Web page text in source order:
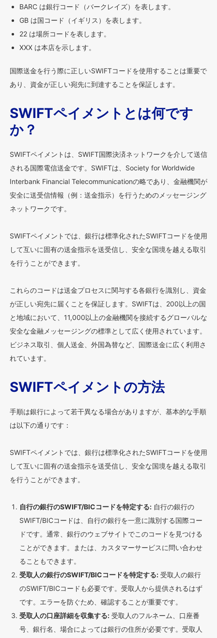
BARC は銀行コード（バークレイズ）を表します。
GB は国コード（イギリス）を表します。
22 は場所コードを表します。
XXX は本店を示します。
国際送金を行う際に正しいSWIFTコードを使用することは重要で
あり、資金が正しい宛先に到達することを保証します。
SWIFTペイメントとは何です
か？
SWIFTペイメントは、SWIFT国際決済ネットワークを介して送信
される国際電信送金です。SWIFTは、Society for Worldwide
Interbank Financial Telecommunicationの略であり、金融機関が
安全に送受信情報（例：送金指示）を行うためのメッセージング
ネットワークです。
SWIFTペイメントでは、銀行は標準化されたSWIFTコードを使用
して互いに固有の送金指示を送受信し、安全な国境を越える取引
を行うことができます。
これらのコードは送金プロセスに関与する各銀行を識別し、資金
が正しい宛先に届くことを保証します。SWIFTは、200以上の国
と地域において、11,000以上の金融機関を接続するグローバルな
安全な金融メッセージングの標準として広く使用されています。
ビジネス取引、個人送金、外国為替など、国際送金に広く利用さ
れています。
SWIFTペイメントの方法
手順は銀行によって若干異なる場合がありますが、基本的な手順
は以下の通りです：
SWIFTペイメントでは、銀行は標準化されたSWIFTコードを使用
して互いに固有の送金指示を送受信し、安全な国境を越える取引
を行うことができます。
自行の銀行のSWIFT/BICコードを特定する: 自行の銀行の
SWIFT/BICコードは、自行の銀行を一意に識別する国際コー
ドです。通常、銀行のウェブサイトでこのコードを見つける
ことができます。または、カスタマーサービスに問い合わせ
ることもできます。
受取人の銀行のSWIFT/BICコードを特定する: 受取人の銀行
のSWIFT/BICコードも必要です。受取人から提供されるはず
です。エラーを防ぐため、確認することが重要です。
受取人の口座詳細を収集する: 受取人のフルネーム、口座番
号、銀行名、場合によっては銀行の住所が必要です。受取人